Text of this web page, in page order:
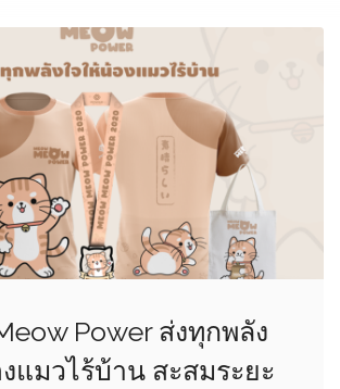
Power ส่งทุกพลัง
แมวไร้บ้าน สะสมระยะ